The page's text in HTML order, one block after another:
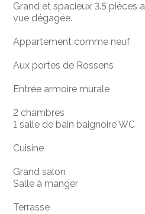
Grand et spacieux 3.5 pièces
vue dégagée.
Appartement comme neuf
Aux portes de Rossens
Entrée armoire murale
2 chambres
1 salle de bain baignoire WC
Cuisine
Grand salon
Salle à manger
Terrasse